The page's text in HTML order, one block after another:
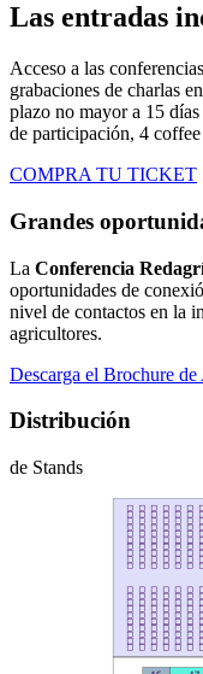
Las entradas
Acceso a las
grabaciones de charlas
plazo no mayor a 15
de participación, 4
COMPRA TU TICKET
Grandes
La Conferencia
oportunidades de
nivel de contactos en la
agricultores.
Descarga el Brochure
Distribución
de Stands